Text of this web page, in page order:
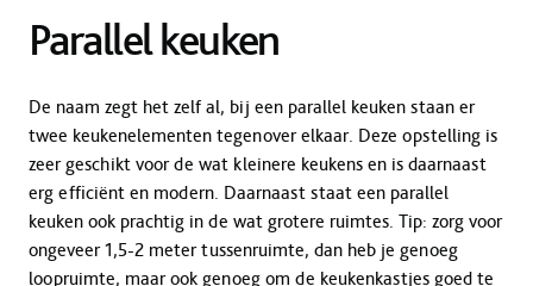
Parallel keuken
De naam zegt het zelf al, bij een parallel keuken staan er
twee keukenelementen tegenover elkaar. Deze opstelling is
zeer geschikt voor de wat kleinere keukens en is daarnaast
erg efficiënt en modern. Daarnaast staat een parallel
keuken ook prachtig in de wat grotere ruimtes. Tip: zorg voor
ongeveer 1,5-2 meter tussenruimte, dan heb je genoeg
loopruimte, maar ook genoeg om de keukenkastjes goed te